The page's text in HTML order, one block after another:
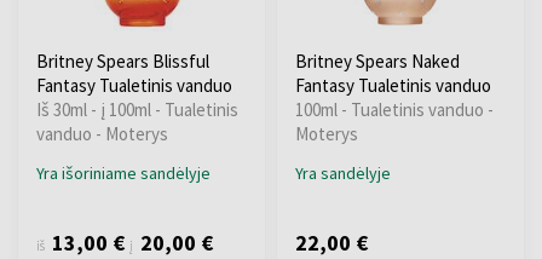
Britney Spears Blissful
Fantasy Tualetinis vanduo
Iš 30ml - į 100ml - Tualetinis
vanduo - Moterys
Yra išoriniame sandėlyje
iš 13,00 € į 20,00 €
Britney Spears Naked
Fantasy Tualetinis vanduo
100ml - Tualetinis vanduo -
Moterys
Yra sandėlyje
22,00 €